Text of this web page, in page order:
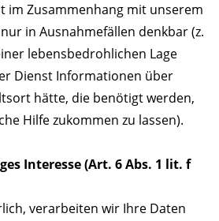
im Zusammenhang mit unserem
in Ausnahmefällen denkbar (z.
lebensbedrohlichen Lage
Dienst Informationen über
hätte, die benötigt werden,
Hilfe zukommen zu lassen).
Interesse (Art. 6 Abs. 1 lit. f
verarbeiten wir Ihre Daten